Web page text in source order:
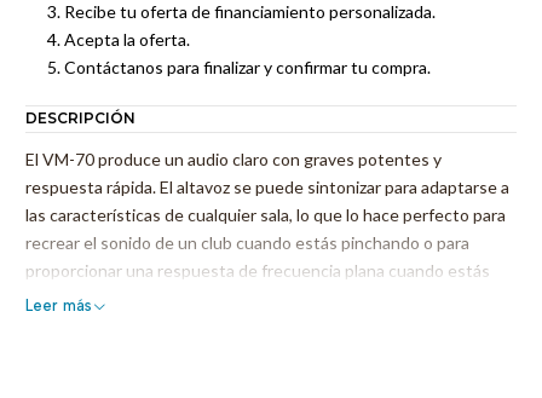
Recibe tu oferta de financiamiento personalizada.
Acepta la oferta.
Contáctanos para finalizar y confirmar tu compra.
DESCRIPCIÓN
El VM-70 produce un audio claro con graves potentes y
respuesta rápida. El altavoz se puede sintonizar para adaptarse a
las características de cualquier sala, lo que lo hace perfecto para
recrear el sonido de un club cuando estás pinchando o para
proporcionar una respuesta de frecuencia plana cuando estás
produciendo música en casa o en un estudio profesional.
Leer más